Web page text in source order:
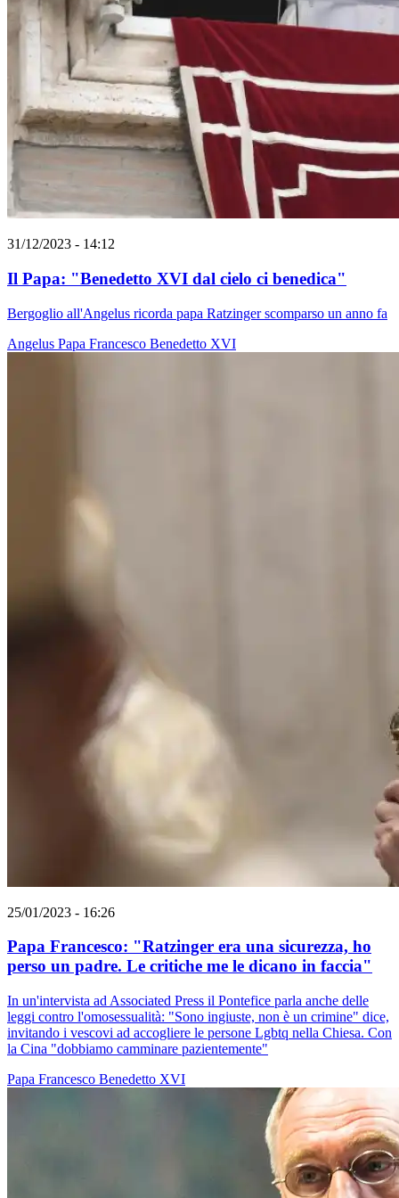
31/12/2023 - 14:12
Il Papa: "Benedetto XVI dal cielo ci benedica"
Bergoglio all'Angelus ricorda papa Ratzinger scomparso un anno fa
Angelus Papa Francesco Benedetto XVI
25/01/2023 - 16:26
Papa Francesco: "Ratzinger era una sicurezza, ho
perso un padre. Le critiche me le dicano in faccia"
In un'intervista ad Associated Press il Pontefice parla anche delle
leggi contro l'omosessualità: "Sono ingiuste, non è un crimine" dice,
invitando i vescovi ad accogliere le persone Lgbtq nella Chiesa. Con
la Cina "dobbiamo camminare pazientemente"
Papa Francesco Benedetto XVI